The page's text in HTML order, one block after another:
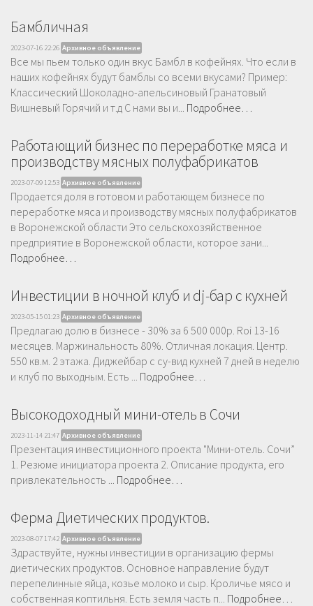
Бамбличная
2023-07-16 22:26 Архивное объявление
Все мы пьем только один вкус Бамбл в кофейнях. Что если в
наших кофейнях будут бамблы со всеми вкусами? Пример:
Классический Шоколадно-апельсиновый Гранатовый
Вишневый Горячий и т.д С нами вы и... Подробнее…
Работающий бизнес по переработке мяса и
производству мясных полуфабрикатов
2023-07-09 12:53 Архивное объявление
Продается доля в готовом и работающем бизнесе по
переработке мяса и производству мясных полуфабрикатов
в Воронежской области Это сельскохозяйственное
предприятие в Воронежской области, которое зани...
Подробнее…
Инвестиции в ночной клуб и dj-бар с кухней
2023-05-15 01:23 Архивное объявление
Предлагаю долю в бизнесе - 30% за 6 500 000р. Roi 13-16
месяцев. Маржинальность 80%. Отличная локация. Центр.
550 кв.м. 2 этажа. Диджейбар с су-вид кухней 7 дней в неделю
и клуб по выходным. Есть ... Подробнее…
Высокодоходный мини-отель в Сочи
2023-11-14 21:47 Архивное объявление
Презентация инвестиционного проекта "Мини-отель. Сочи”
1. Резюме инициатора проекта 2. Описание продукта, его
привлекательность ... Подробнее…
Ферма Диетических продуктов.
2023-08-07 17:42 Архивное объявление
Здраствуйте, нужны инвестиции в организацию фермы
диетических продуктов. Основное направление будут
перепелинные яйца, козье молоко и сыр. Кроличье мясо и
собственная коптильня. Есть земля часть п... Подробнее…